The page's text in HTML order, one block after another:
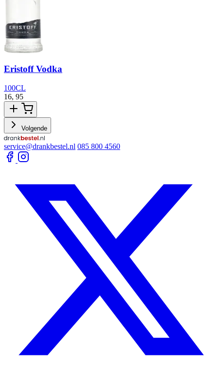
Eristoff Vodka
100CL
16, 95
Volgende
service@drankbestel.nl 085 800 4560